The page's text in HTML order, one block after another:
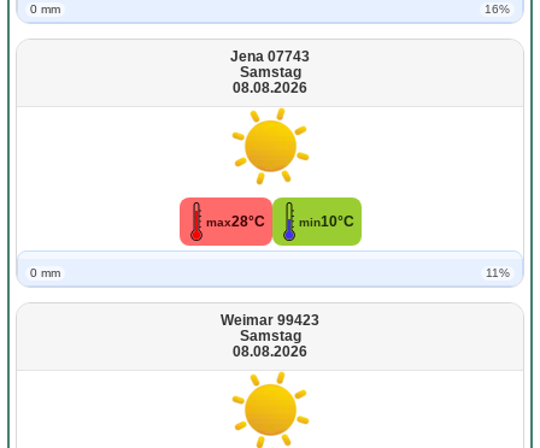
0 mm 16%
Jena 07743
Samstag
08.08.2026
max28°C min10°C
0 mm 11%
Weimar 99423
Samstag
08.08.2026